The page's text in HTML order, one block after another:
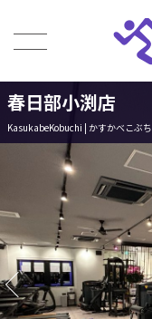
春日部小渕店
KasukabeKobuchi | かすかべこぶち